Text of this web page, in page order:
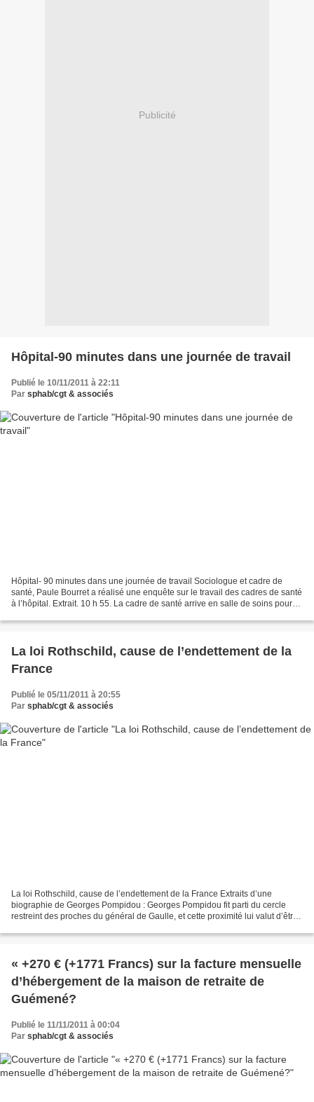
Publicité
Hôpital-90 minutes dans une journée de travail
Publié le 10/11/2011 à 22:11
Par sphab/cgt & associés
Hôpital- 90 minutes dans une journée de travail Sociologue et cadre de
santé, Paule Bourret a réalisé une enquête sur le travail des cadres de santé
à l’hôpital. Extrait. 10 h 55. La cadre de santé arrive en salle de soins pour
La loi Rothschild, cause de l’endettement de la
France
Publié le 05/11/2011 à 20:55
Par sphab/cgt & associés
La loi Rothschild, cause de l’endettement de la France Extraits d’une
biographie de Georges Pompidou : Georges Pompidou fit parti du cercle
restreint des proches du général de Gaulle, et cette proximité lui valut d’être
« +270 € (+1771 Francs) sur la facture mensuelle
d’hébergement de la maison de retraite de
Guémené?
Publié le 11/11/2011 à 00:04
Par sphab/cgt & associés